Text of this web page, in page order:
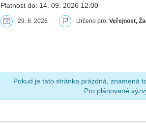
Platnost do: 14. 09. 2026 12:00
29. 6. 2026 Určeno pro:Veřejnost,
Pokud je tato stránka prázdná, znamená
Pro plánované